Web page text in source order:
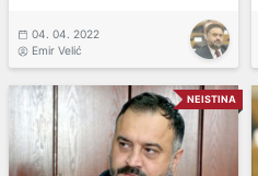
04. 04. 2022
Emir Velić
NEISTINA